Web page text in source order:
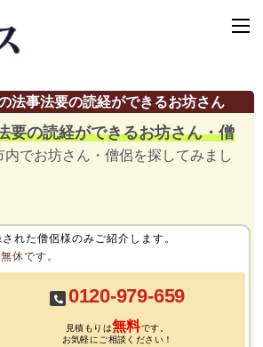
法事法要の読経ができるお坊さん
要の読経ができるお坊さん・僧
内でお坊さん・僧侶を探してみまし
れた僧侶様のみご紹介します。
休です。
0120-979-659
見積もりは無料です。
お気軽にご相談ください！